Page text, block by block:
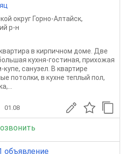
округ Горно-Алтайск,
р-н
в кирпичном доме. Две
кухня-гостиная, прихожая
санузел. В квартире
потолки, в куxне теплый пoл,
01.08
объявление